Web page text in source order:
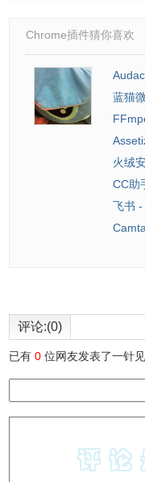
Chrome插件猜你喜欢
蓝猫
火绒
CC助
飞书 -
评论:(0)
已有0 位网友发表了一针